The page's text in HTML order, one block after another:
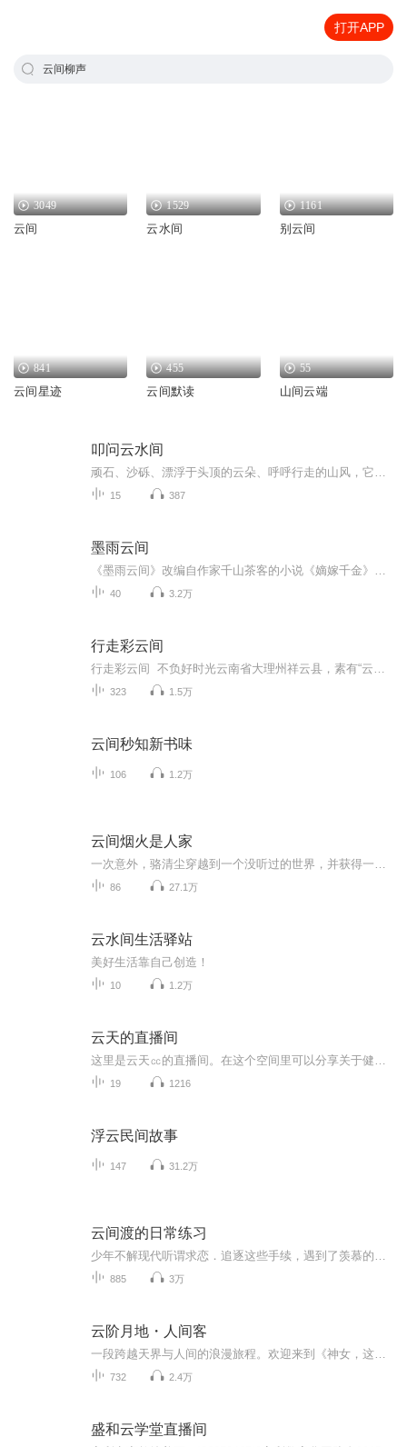
打开APP
云间柳声
3049
云间
1529
云水间
1161
别云间
841
云间星迹
455
云间默读
55
山间云端
叩问云水间
15 387
墨雨云间
40 3.2万
行走彩云间
323 1.5万
云间秒知新书味
106 1.2万
云间烟火是人家
86 27.1万
云水间生活驿站
美好生活靠自己创造！
10 1.2万
云天的直播间
19 1216
浮云民间故事
147 31.2万
云间渡的日常练习
885 3万
云阶月地・人间客
732 2.4万
盛和云学堂直播间